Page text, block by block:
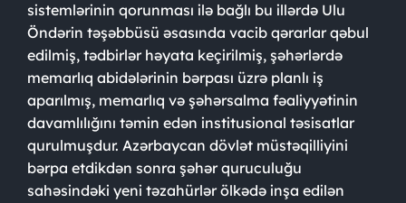
sistemlərinin qorunması ilə bağlı bu illərdə Ulu
Öndərin təşəbbüsü əsasında vacib qərarlar qəbul
edilmiş, tədbirlər həyata keçirilmiş, şəhərlərdə
memarlıq abidələrinin bərpası üzrə planlı iş
aparılmış, memarlıq və şəhərsalma fəaliyyətinin
davamlılığını təmin edən institusional təsisatlar
qurulmuşdur. Azərbaycan dövlət müstəqilliyini
bərpa etdikdən sonra şəhər quruculuğu
sahəsindəki yeni təzahürlər ölkədə inşa edilən